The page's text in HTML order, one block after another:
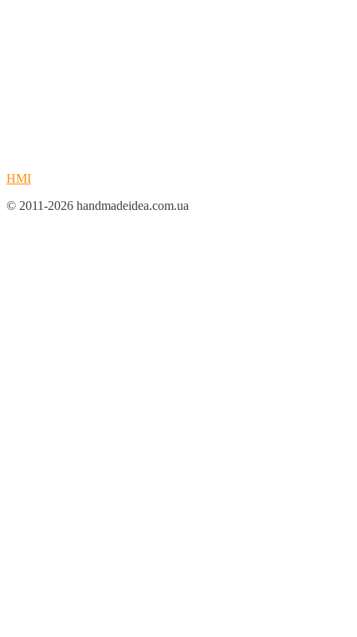
HMI
© 2011-2026 handmadeidea.com.ua